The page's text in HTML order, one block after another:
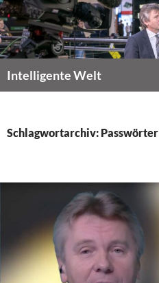
Zum
Inhalt
springen
Intelligente Welt
Schlagwortarchiv: Passwörter